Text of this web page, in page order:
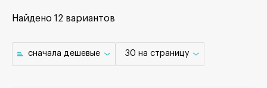
Найдено 12 вариантов
cначала дешевые 30 на страницу